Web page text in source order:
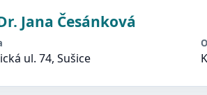
Jana Česánková
ul. 74, Sušice